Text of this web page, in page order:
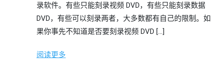
录软件。有些只能刻录视频 DVD，有些只能刻录数据
DVD，有些可以刻录两者，大多数都有自己的限制。如
果你事先不知道是否要刻录视频 DVD […]
阅读更多